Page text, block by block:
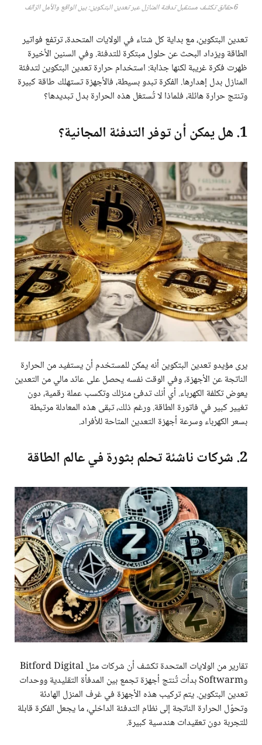
6حقائق تكشف مستقبل تدفئة المنازل عبر تعدين البتكوين: بين الواقع والأمل الزائف
تعدين البتكوين، مع بداية كل شتاء في الولايات المتحدة، ترتفع فواتير
الطاقة ويزداد البحث عن حلول مبتكرة للتدفئة. وفي السنين الأخيرة
ظهرت فكرة غريبة لكنها جذابة: استخدام حرارة تعدين البتكوين لتدفئة
المنازل بدل إهدارها. الفكرة تبدو بسيطة، فالأجهزة تستهلك طاقة كبيرة
وتنتج حرارة هائلة، فلماذا لا تُستغل هذه الحرارة بدل تبديدها؟
1. هل يمكن أن توفر التدفئة المجانية؟
يرى مؤيدو تعدين البتكوين أنه يمكن للمستخدم أن يستفيد من الحرارة
الناتجة عن الأجهزة، وفي الوقت نفسه يحصل على عائد مالي من التعدين
يعوض تكلفة الكهرباء. أي أنك تدفئ منزلك وتكسب عملة رقمية، دون
تغيير كبير في فاتورة الطاقة. ورغم ذلك، تبقى هذه المعادلة مرتبطة
بسعر الكهرباء وسرعة أجهزة التعدين المتاحة للأفراد.
2. شركات ناشئة تحلم بثورة في عالم الطاقة
تقارير من الولايات المتحدة تكشف أن شركات مثل Bitford Digital
وSoftwarm بدأت تُنتج أجهزة تجمع بين المدفأة التقليدية ووحدات
تعدين البتكوين. يتم تركيب هذه الأجهزة في غرف المنزل الهادئة
وتحوّل الحرارة الناتجة إلى نظام التدفئة الداخلي، ما يجعل الفكرة قابلة
للتجربة دون تعقيدات هندسية كبيرة.